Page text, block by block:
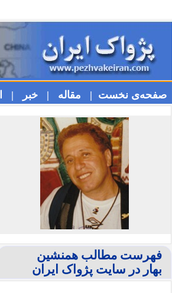
صفحه‌ی نخست | مقاله | خبر |
فهرست مطالب همنشین
بهار در سایت پژواک ایران